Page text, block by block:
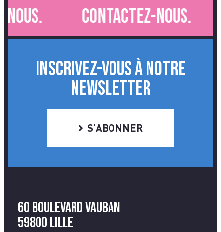
Contactez-nous.
INSCRIVEZ-VOUS À NOTRE
NEWSLETTER
S'ABONNER
60 Boulevard Vauban
59800 Lille